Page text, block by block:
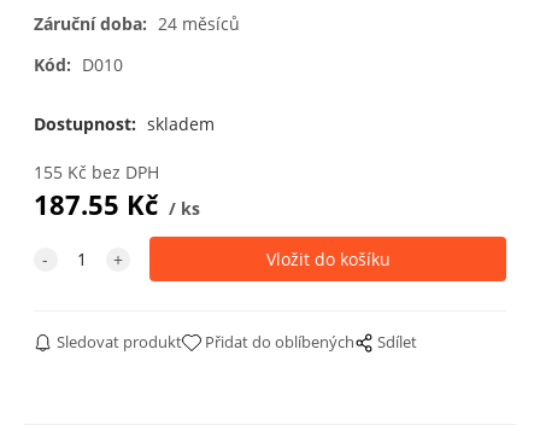
Záruční doba: 24 měsíců
Kód: D010
Dostupnost: skladem
155 Kč bez DPH
187.55 Kč ks
Sledovat produkt Přidat do oblíbených Sdílet